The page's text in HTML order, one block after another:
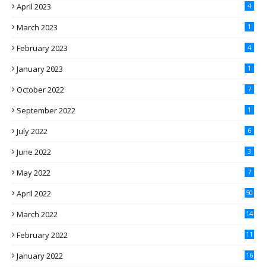
April 2023 4
March 2023 1
February 2023 4
January 2023 1
October 2022 7
September 2022 1
July 2022 6
June 2022 3
May 2022 7
April 2022 50
March 2022 14
February 2022 11
January 2022 16